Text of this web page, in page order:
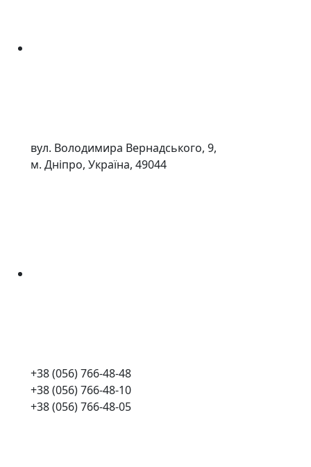
вул. Володимира Вернадського, 9,
м. Дніпро, Україна, 49044
+38 (056) 766-48-48
+38 (056) 766-48-10
+38 (056) 766-48-05